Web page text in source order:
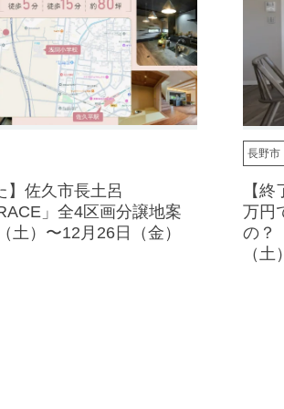
】佐久市長土呂
」全4区画分譲地案
土）〜12月26日（金）
長野市
【
万円
の？
（